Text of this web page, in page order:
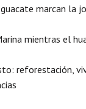
marcan la
mientras el
reforestación,